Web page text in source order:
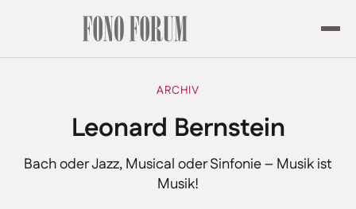
ARCHIV
Leonard Bernstein
Bach oder Jazz, Musical oder Sinfonie – Musik ist
Musik!